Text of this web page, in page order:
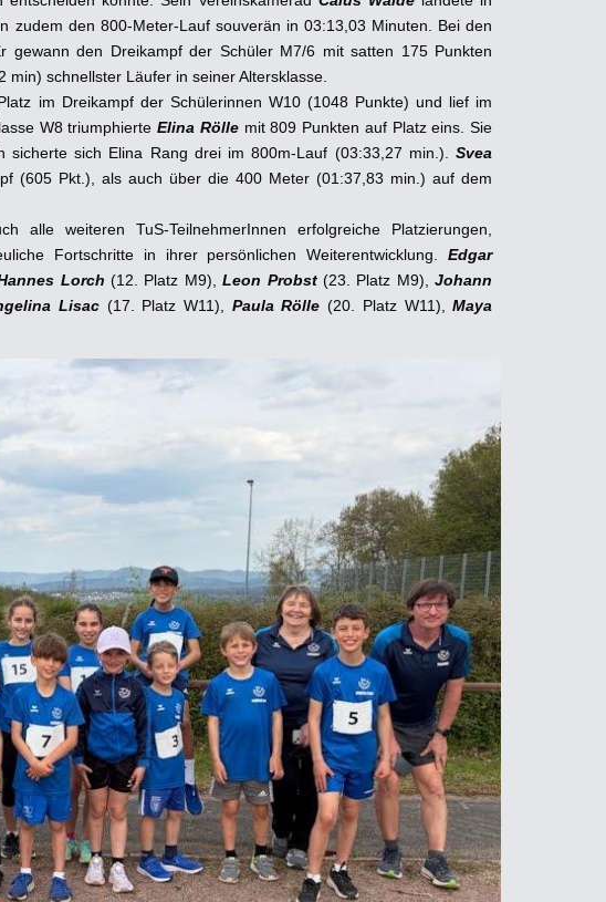
zudem den 800-Meter-Lauf souverän in 03:13,03 Minuten. Bei den
gewann den Dreikampf der Schüler M7/6 mit satten 175 Punkten
schnellster Läufer in seiner Altersklasse.
im Dreikampf der Schülerinnen W10 (1048 Punkte) und lief im
W8 triumphierteElina Röllemit 809 Punkten auf Platz eins. Sie
sicherte sich Elina Rang drei im 800m-Lauf (03:33,27 min.).Svea
(605 Pkt.), als auch über die 400 Meter (01:37,83 min.) auf dem
alle weiteren TuS-TeilnehmerInnen erfolgreiche Platzierungen,
Fortschritte in ihrer persönlichen Weiterentwicklung.Edgar
Lorch (12. Platz M9),Leon Probst(23. Platz M9),Johann
Lisac (17. Platz W11), Paula Rölle (20. Platz W11),Maya